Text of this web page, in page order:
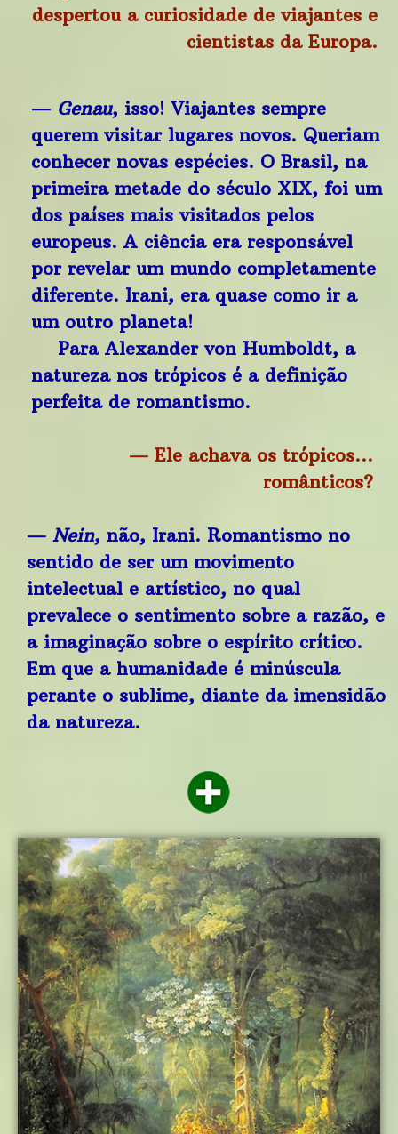
despertou a curiosidade de viajantes e
cientistas da Europa.
— Genau, isso! Viajantes sempre
querem visitar lugares novos. Queriam
conhecer novas espécies. O Brasil, na
primeira metade do século XIX, foi um
dos países mais visitados pelos
europeus. A ciência era responsável
por revelar um mundo completamente
diferente. Irani, era quase como ir a
um outro planeta!
Para Alexander von Humboldt, a
natureza nos trópicos é a definição
perfeita de romantismo.
— Ele achava os trópicos…
românticos?
— Nein, não, Irani. Romantismo no
sentido de ser um movimento
intelectual e artístico, no qual
prevalece o sentimento sobre a razão, e
a imaginação sobre o espírito crítico.
Em que a humanidade é minúscula
perante o sublime, diante da imensidão
da natureza.